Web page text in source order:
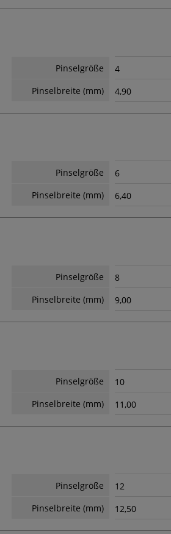
Pinselgröße
4
Pinselbreite (mm)
4,90
Pinselgröße
6
Pinselbreite (mm)
6,40
Pinselgröße
8
Pinselbreite (mm)
9,00
Pinselgröße
10
Pinselbreite (mm)
11,00
Pinselgröße
12
Pinselbreite (mm)
12,50